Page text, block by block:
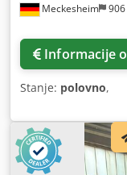
Meckesheim
Informacije
Stanje: polovno,